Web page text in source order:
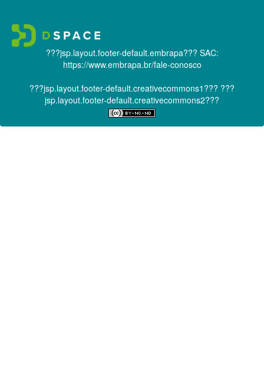
???jsp.layout.footer-default.embrapa??? SAC:
https://www.embrapa.br/fale-conosco
???jsp.layout.footer-default.creativecommons1??? ???
jsp.layout.footer-default.creativecommons2???